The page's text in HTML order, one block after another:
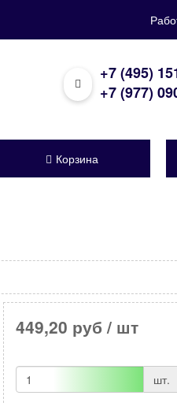
+7 (495)
+7 (977)
Корзина
449,20 руб / шт
шт.